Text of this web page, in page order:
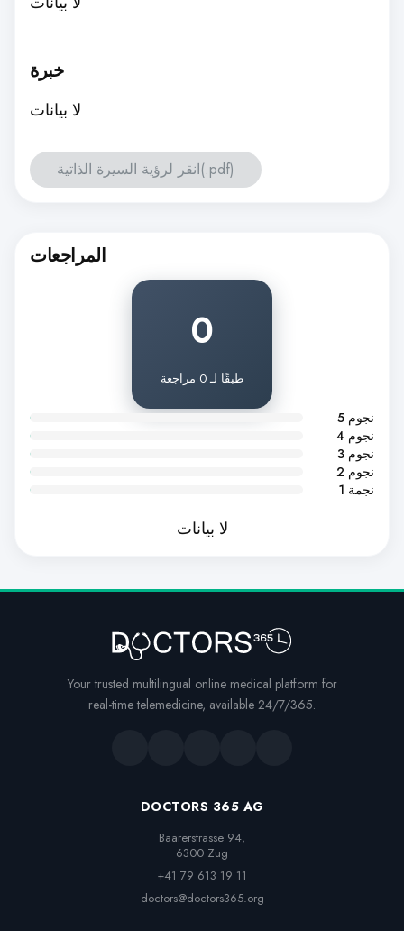
خبرة
لا بيانات
انقر لرؤية السيرة الذاتية(.pdf)
المراجعات
0
طبقًا لـ 0 مراجعة
5 نجوم
4 نجوم
3 نجوم
2 نجوم
1 نجمة
لا بيانات
Your trusted multilingual online medical platform for
real-time telemedicine, available 24/7/365.
DOCTORS 365 AG
Baarerstrasse 94,
6300 Zug
+41 79 613 19 11
doctors@doctors365.org